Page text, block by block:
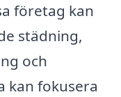
företag kan
städning,
och
kan fokusera